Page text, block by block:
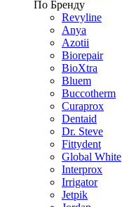
По Бренду
Revyline
Anya
Azotii
Biorepair
BioXtra
Bluem
Buccotherm
Curaprox
Dentaid
Dr. Steve
Fittydent
Global White
Interprox
Irrigator
Jetpik